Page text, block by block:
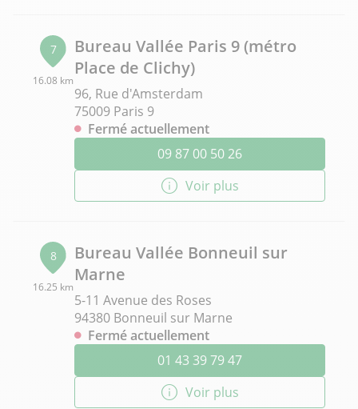
7
16.08 km
Bureau Vallée Paris 9 (métro
Place de Clichy)
96, Rue d'Amsterdam
75009 Paris 9
Fermé actuellement
09 87 00 50 26
Voir plus
8
16.25 km
Bureau Vallée Bonneuil sur
Marne
5-11 Avenue des Roses
94380 Bonneuil sur Marne
Fermé actuellement
01 43 39 79 47
Voir plus